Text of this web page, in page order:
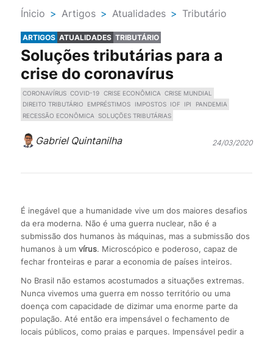
Ínicio > Artigos > Atualidades > Tributário
ARTIGOS ATUALIDADES TRIBUTÁRIO
Soluções tributárias para a
crise do coronavírus
CORONAVÍRUS COVID-19 CRISE ECONÔMICA CRISE MUNDIAL
DIREITO TRIBUTÁRIO
EMPRÉSTIMOS IMPOSTOS IOF IPI
PANDEMIA
RECESSÃO ECONÔMICA SOLUÇÕES TRIBUTÁRIAS
Gabriel Quintanilha 24/03/2020
É inegável que a humanidade vive um dos maiores desafios
da era moderna. Não é uma guerra nuclear, não é a
submissão dos humanos às máquinas, mas a submissão dos
humanos à um vírus. Microscópico e poderoso, capaz de
fechar fronteiras e parar a economia de países inteiros.
No Brasil não estamos acostumados a situações extremas.
Nunca vivemos uma guerra em nosso território ou uma
doença com capacidade de dizimar uma enorme parte da
população. Até então era impensável o fechamento de
locais públicos, como praias e parques. Impensável pedir a